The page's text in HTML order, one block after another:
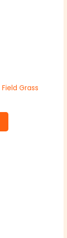
Grass